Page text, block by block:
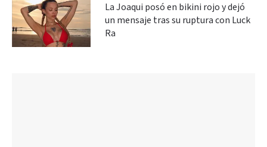
La Joaqui posó en bikini rojo y dejó
un mensaje tras su ruptura con Luck
Ra